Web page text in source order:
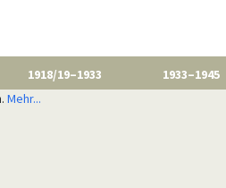
1918/19–1933 1933–1945
Mehr...